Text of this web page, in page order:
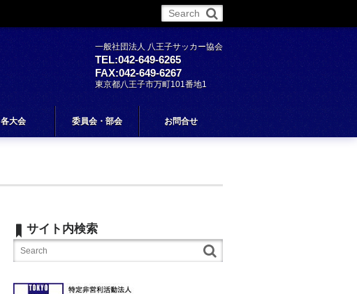
サイト内検索
各大会 委員会・部会 お問合せ
一般社団法人 八王子サッカー協会
TEL:042-649-6265
FAX:042-649-6267
東京都八王子市万町101番地1